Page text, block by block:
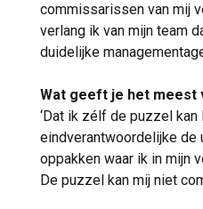
commissarissen van mij
verlang ik van mijn team
duidelijke
Wat geeft je het meest
‘Dat ik zélf de puzzel kan
eindverantwoordelijke de
oppakken waar ik in mijn
De puzzel kan mij niet